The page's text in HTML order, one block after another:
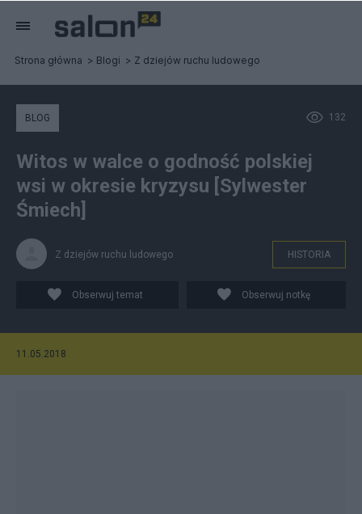
Strona główna Blogi Z dziejów ruchu ludowego
132
BLOG
Witos w walce o godność polskiej
wsi w okresie kryzysu [Sylwester
Śmiech]
Z dziejów ruchu ludowego HISTORIA
Obserwuj temat Obserwuj notkę
11.05.2018